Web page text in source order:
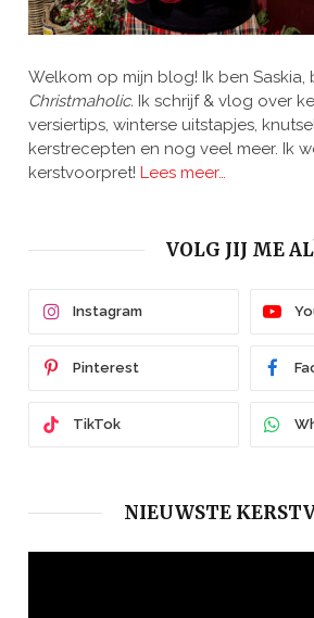
Welkom op mijn blog! Ik ben
Christmaholic. Ik schrijf & vlog over
versiertips, winterse uitstapjes,
kerstrecepten en nog veel meer. Ik
kerstvoorpret! Lees meer…
VOLG JIJ ME
Instagram
Pinterest
TikTok
NIEUWSTE